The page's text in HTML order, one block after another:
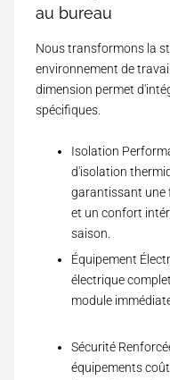
v
a
)
(
R
è
e
o
n
r
a
e
au bureau
Nous transformons la
environnement de
dimension permet
spécifiques.
Isolation
d'isolation
garantissant une
et un confort
saison.
Équipement
électrique
module
Sécurité
équipements